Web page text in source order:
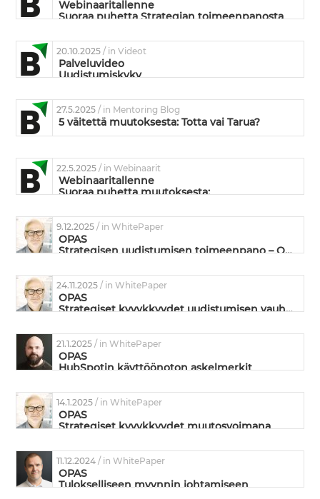
Webinaaritallenne
Suoraa puhetta Strategian toimeenpanosta
20.10.2025/ in Videot
Palveluvideo
Uudistumiskyky
27.5.2025/ in Mentoring Blog
5 väitettä muutoksesta: Totta vai Tarua?
22.5.2025/ in Webinaarit
Webinaaritallenne
Suoraa puhetta muutoksesta:
9.12.2025/ in WhitePaper
OPAS
Strategisen uudistumisen toimeenpano – Omistautuneiden ja suorituskykyisten tiimien valmentaminen
24.11.2025/ in WhitePaper
OPAS
Strategiset kyvykkyydet uudistumisen vauhdittajina
21.1.2025/ in WhitePaper
OPAS
HubSpotin käyttöönoton askelmerkit
14.1.2025/ in WhitePaper
OPAS
Strategiset kyvykkyydet muutosvoimana
11.12.2024/ in WhitePaper
OPAS
Tulokselliseen myynnin johtamiseen